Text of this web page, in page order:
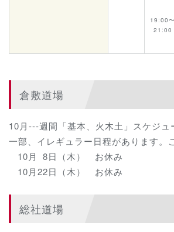
19:00〜
21:00
倉敷道場
10月---週間「基本、火木土」スケジュ
一部、イレギュラー日程があります。
10月
8日（木） お休み
10月22日（木） お休み
総社道場